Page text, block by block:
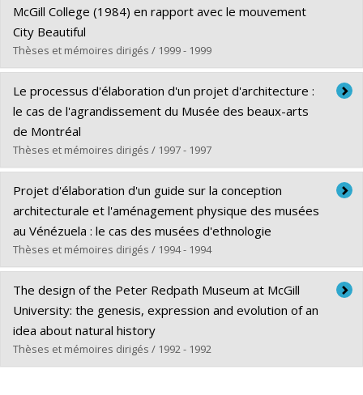
Cycle :Maîtrise
Diplôme obtenu :
Lien vers le document dans Papyrus
McGill College (1984) en rapport avec le mouvement
City Beautiful
Thèses et mémoires dirigés / 1999 - 1999
Diplômé(e) :Djiar, Souhila
Cycle :Doctorat
Diplôme obtenu :
Lien vers le document dans Papyrus
Le processus d'élaboration d'un projet d'architecture :
le cas de l'agrandissement du Musée des beaux-arts
de Montréal
Thèses et mémoires dirigés / 1997 - 1997
Diplômé(e) :Bendeddouch, Assya
Cycle :Doctorat
Diplôme obtenu :Ph. D.
Lien vers le document dans Papyrus
Projet d'élaboration d'un guide sur la conception
architecturale et l'aménagement physique des musées
au Vénézuela : le cas des musées d'ethnologie
Thèses et mémoires dirigés / 1994 - 1994
Diplômé(e) :Salas H., Maria Carolina
Cycle :Maîtrise
Diplôme obtenu :M. Sc. A.
Lien vers le document dans Papyrus
The design of the Peter Redpath Museum at McGill
University: the genesis, expression and evolution of an
idea about natural history
Thèses et mémoires dirigés / 1992 - 1992